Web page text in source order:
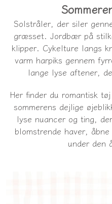
Solstråler, der siler
græsset. Jordbær på
klipper. Cykelture langs
varm harpiks gennem
lange lyse aftener,
Her finder du romantisk
sommerens dejlige
lyse nuancer og ting,
blomstrende haver,
under den